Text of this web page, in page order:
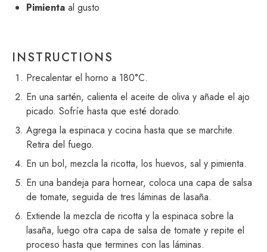
Pimienta al gusto
INSTRUCTIONS
Precalentar el horno a 180°C.
En una sartén, calienta el aceite de oliva y añade el ajo
picado. Sofríe hasta que esté dorado.
Agrega la espinaca y cocina hasta que se marchite.
Retira del fuego.
En un bol, mezcla la ricotta, los huevos, sal y pimienta.
En una bandeja para hornear, coloca una capa de salsa
de tomate, seguida de tres láminas de lasaña.
Extiende la mezcla de ricotta y la espinaca sobre la
lasaña, luego otra capa de salsa de tomate y repite el
proceso hasta que termines con las láminas.